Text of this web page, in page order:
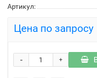
Артикул:
Цена по запросу
+
-